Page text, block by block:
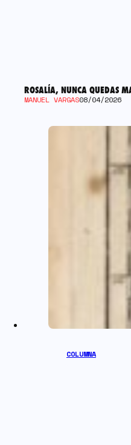
ROSALÍA, NUNCA QUEDAS
MANUEL VARGAS08/04/2026
COLUMNA